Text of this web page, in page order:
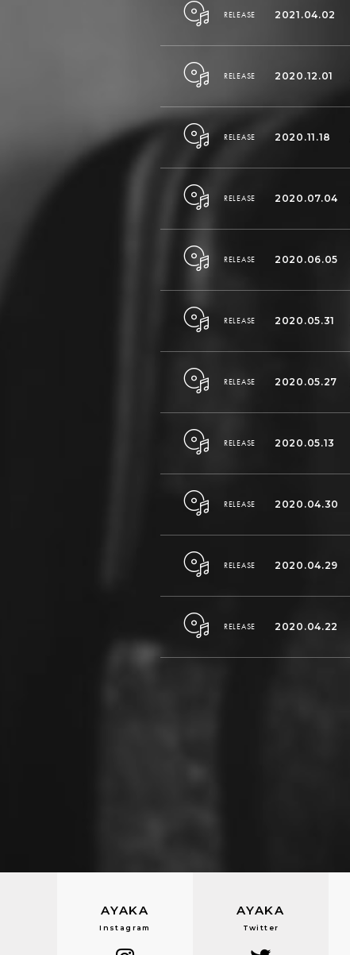
RELEASE 2021.04.02
RELEASE 2020.12.01
RELEASE 2020.11.18
RELEASE 2020.07.04
RELEASE 2020.06.05
RELEASE 2020.05.31
RELEASE 2020.05.27
RELEASE 2020.05.13
RELEASE 2020.04.30
RELEASE 2020.04.29
RELEASE 2020.04.22
AYAKA
Instagram
AYAKA
Twitter